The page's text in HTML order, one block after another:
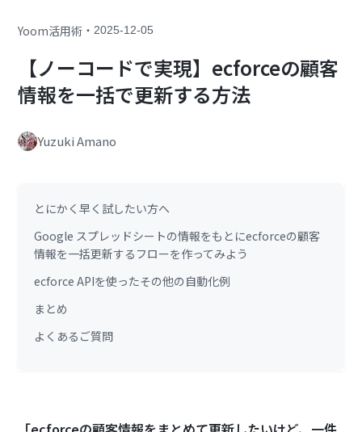
Yoom活用術 ・2025-12-05
【ノーコードで実現】ecforceの顧客
情報を一括で更新する方法
Yuzuki Amano
とにかく早く試したい方へ
Google スプレッドシートの情報をもとにecforceの顧客
情報を一括更新するフローを作ってみよう
ecforce APIを使ったその他の自動化例
まとめ
よくあるご質問